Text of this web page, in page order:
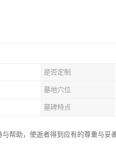
是否定制
墓地穴位
墓碑特点
帮助，使逝者得到应有的尊重与妥